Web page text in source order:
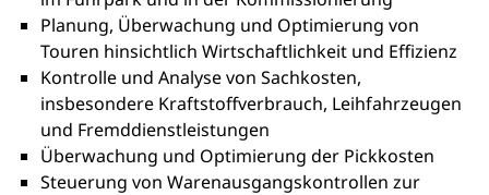
Planung, Überwachung und Optimierung von
Touren hinsichtlich Wirtschaftlichkeit und Effizienz
Kontrolle und Analyse von Sachkosten,
insbesondere Kraftstoffverbrauch, Leihfahrzeugen
und Fremddienstleistungen
Überwachung und Optimierung der Pickkosten
Steuerung von Warenausgangskontrollen zur